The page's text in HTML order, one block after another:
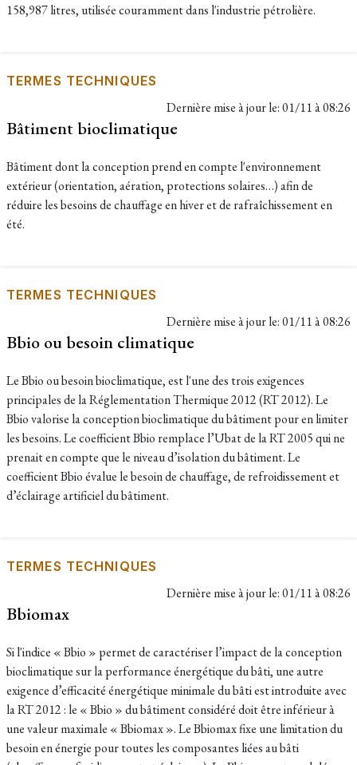
158,987 litres, utilisée couramment dans l'industrie pétrolière.
TERMES TECHNIQUES
Dernière mise à jour le:01/11 à 08:26
Bâtiment bioclimatique
Bâtiment dont la conception prend en compte l'environnement
extérieur (orientation, aération, protections solaires…) afin de
réduire les besoins de chauffage en hiver et de rafraîchissement en
été.
TERMES TECHNIQUES
Dernière mise à jour le:01/11 à 08:26
Bbio ou besoin climatique
Le Bbio ou besoin bioclimatique, est l'une des trois exigences
principales de la Réglementation Thermique 2012 (RT 2012). Le
Bbio valorise la conception bioclimatique du bâtiment pour en limiter
les besoins. Le coefficient Bbio remplace l’Ubat de la RT 2005 qui ne
prenait en compte que le niveau d’isolation du bâtiment. Le
coefficient Bbio évalue le besoin de chauffage, de refroidissement et
d’éclairage artificiel du bâtiment.
TERMES TECHNIQUES
Dernière mise à jour le:01/11 à 08:26
Bbiomax
Si l'indice « Bbio » permet de caractériser l’impact de la conception
bioclimatique sur la performance énergétique du bâti, une autre
exigence d’efficacité énergétique minimale du bâti est introduite avec
la RT 2012 : le « Bbio » du bâtiment considéré doit être inférieur à
une valeur maximale « Bbiomax ». Le Bbiomax fixe une limitation du
besoin en énergie pour toutes les composantes liées au bâti